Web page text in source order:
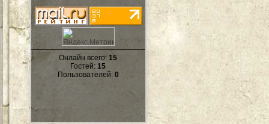
Онлайн всего:15
Гостей:15
Пользователей: 0